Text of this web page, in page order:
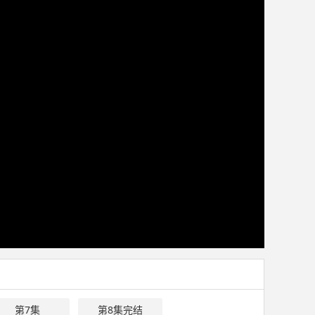
第7集 第8集完结